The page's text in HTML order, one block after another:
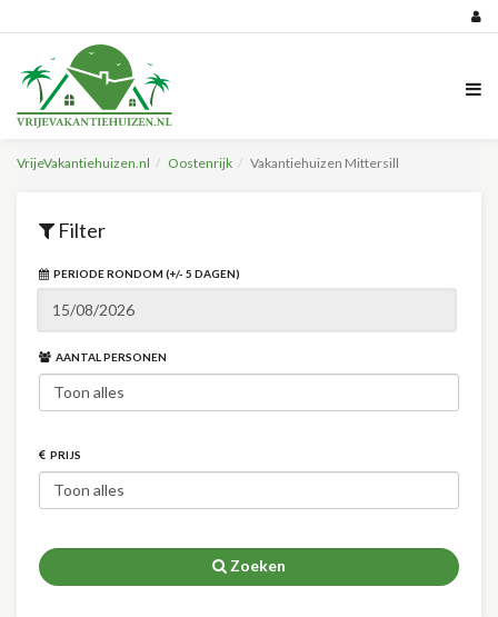
VrijeVakantiehuizen.nl Oostenrijk Vakantiehuizen Mittersill
Filter
PERIODE RONDOM (+/- 5 DAGEN)
AANTAL PERSONEN
PRIJS
Zoeken